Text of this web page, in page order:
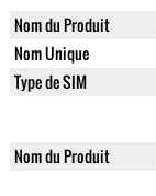
Nom du Produit
Nom Unique
Type de SIM
Nom du Produit